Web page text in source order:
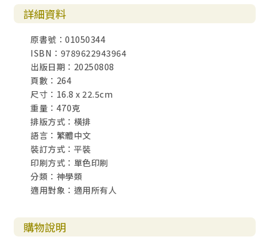
作為一名達利特行動神學家，我對羅利主教豐富的聖經和神
學知識感到驚訝。他藉着說明每種神學都是處境神學，挑戰
了傳統神學的西方偏見。他採用的方法幫助本書的每一位讀
者與作者一起「做」神學。他使神學成為「轉化我們自身生
活和我們所服務的社會的工具」。這本書是「必讀之作」。
——P·莫漢·拉比爾（P. Mohan Larbeer），印度Tamil N
adu神學院院長
這是一本非常鼓舞人心的書——尤其是對平信徒而言！它在學
術上雄心勃勃，同時也對全球化世界中的個人和社會生活提
出了挑戰。在羅利‧葛林的書中，理論和實踐不再分離，因
為神學被帶回了我們的生活之中——事情開始發生變化。希望
很快就會有德語譯本！
adu神學院院長
詳細資料
原書號：01050344
ISBN：9789622943964
出版日期：20250808
頁數：264
尺寸：16.8 x 22.5cm
重量：470克
排版方式：橫排
語言：繁體中文
裝訂方式：平裝
印刷方式：單色印刷
分類：神學類
適用對象：適用所有人
購物說明